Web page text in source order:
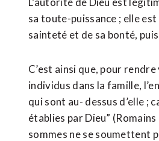
sa toute-puissance ; elle
sainteté et de sa bonté,
C’est ainsi que, pour
individus dans la famille,
qui sont au- dessus d’elle ;
établies par Dieu”
sommes ne se soumettent